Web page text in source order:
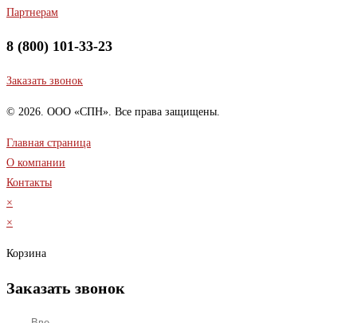
Партнерам
8 (800) 101-33-23
Заказать звонок
© 2026. ООО «СПН». Все права защищены.
Главная страница
О компании
Контакты
×
×
Корзина
Заказать звонок